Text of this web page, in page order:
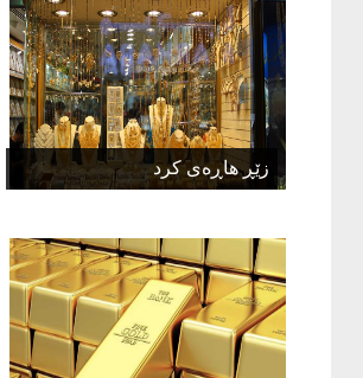
زێڕ هاڕەی کرد